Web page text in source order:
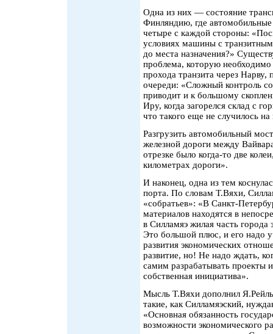
Одна из них — состояние
Финляндию, где
четыре с каждой стороны:
условиях машины с транзитным
до места назначения?»
проблема, которую
прохода транзита через Нарву,
очереди: «Сложный контроль
приводит и к большому
Иру, когда загорелся склад с
что такого еще не случилось на
Разгрузить автомобильный
железной дороги между
отрезке было когда-то две
километрах дороги».
И наконец, одна из тем
порта. По словам Т.Вяхи,
«собратьев»: «В Санкт-
материалов находятся в
в Силламяэ жилая часть города
Это большой плюс, и его надо
развития экономических
развитие, но! Не надо ждать,
самим разрабатывать проекты
собственная инициатива».
Мысль Т.Вяхи дополнил
такие, как Силламяэский,
«Основная обязанность
возможности экономического